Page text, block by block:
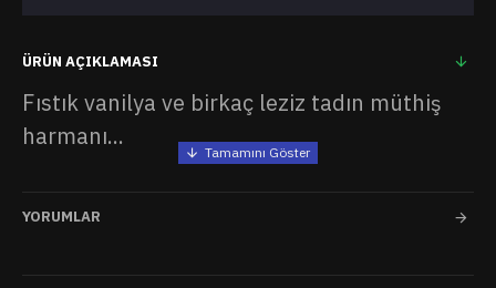
ÜRÜN AÇIKLAMASI
Fıstık vanilya ve birkaç leziz tadın müthiş
harmanı...
YORUMLAR